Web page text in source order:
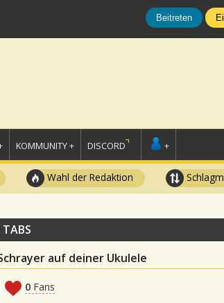
Beitreten
KOMMUNITY + DISCORD +
Wahl der Redaktion
TABS
auf deiner Ukulele
0 Fans